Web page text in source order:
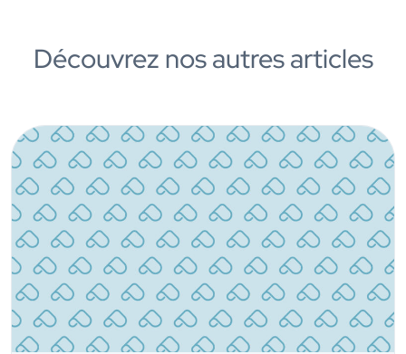
Découvrez nos autres articles